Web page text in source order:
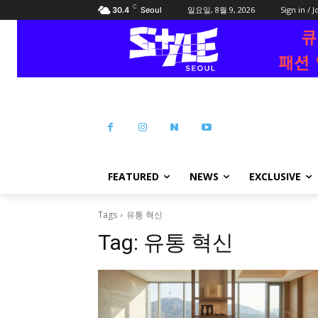
30.4 C Seoul 일요일, 8월 9, 2026 Sign in /
FEATURED NEWS EXCLUSIVE
Tags 유통 혁신
Tag: 유통 혁신